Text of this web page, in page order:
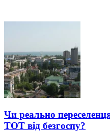
Чи реально
ТОТ від безгоспу?